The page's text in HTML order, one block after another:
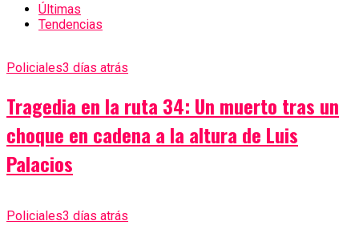
Últimas
Tendencias
Policiales3 días atrás
Tragedia en la ruta 34: Un muerto tras un
choque en cadena a la altura de Luis
Palacios
Policiales3 días atrás